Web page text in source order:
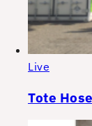
Live
Tote